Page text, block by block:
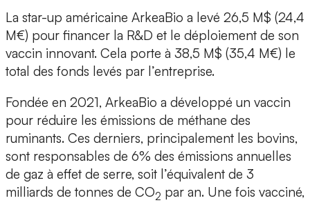
La star-up américaine ArkeaBio a levé 26,5 M$ (24,4
M€) pour financer la R&D et le déploiement de son
vaccin innovant. Cela porte à 38,5 M$ (35,4 M€) le
total des fonds levés par l’entreprise.
Fondée en 2021, ArkeaBio a développé un vaccin
pour réduire les émissions de méthane des
ruminants. Ces derniers, principalement les bovins,
sont responsables de 6% des émissions annuelles
de gaz à effet de serre, soit l’équivalent de 3
milliards de tonnes de CO2 par an. Une fois vacciné,